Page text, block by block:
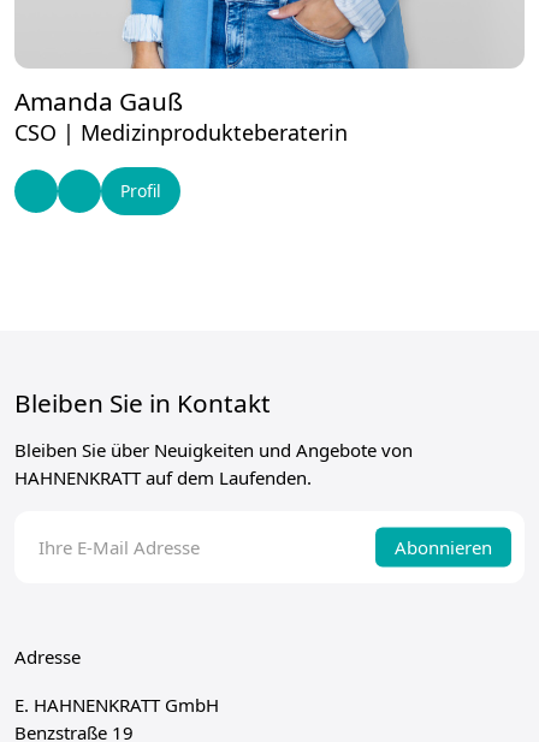
Amanda Gauß
CSO | Medizinprodukteberaterin
Profil
Bleiben Sie in Kontakt
Bleiben Sie über Neuigkeiten und Angebote von
HAHNENKRATT auf dem Laufenden.
Abonnieren
Adresse
E. HAHNENKRATT GmbH
Benzstraße 19